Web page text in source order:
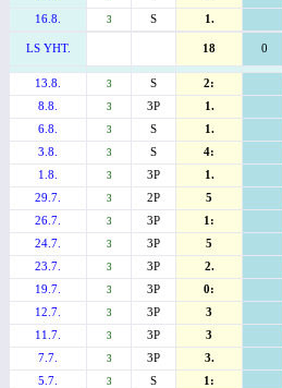
16.8. 3 S 1.
LS YHT. 18 0
13.8. 3 S 2:
8.8. 3 3P 1.
6.8. 3 S 1.
3.8. 3 S 4:
1.8. 3 3P 1.
29.7. 3 2P 5
26.7. 3 3P 1:
24.7. 3 3P 5
23.7. 3 3P 2.
19.7. 3 3P 0:
12.7. 3 3P 3
11.7. 3 3P 3
7.7. 3 3P 3.
5.7. 3 S 1: